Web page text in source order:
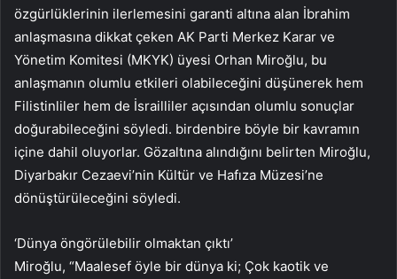
özgürlüklerinin ilerlemesini garanti altına alan İbrahim
anlaşmasına dikkat çeken AK Parti Merkez Karar ve
Yönetim Komitesi (MKYK) üyesi Orhan Miroğlu, bu
anlaşmanın olumlu etkileri olabileceğini düşünerek hem
Filistinliler hem de İsrailliler açısından olumlu sonuçlar
doğurabileceğini söyledi. birdenbire böyle bir kavramın
içine dahil oluyorlar. Gözaltına alındığını belirten Miroğlu,
Diyarbakır Cezaevi’nin Kültür ve Hafıza Müzesi’ne
dönüştürüleceğini söyledi.
‘Dünya öngörülebilir olmaktan çıktı’
Miroğlu, “Maalesef öyle bir dünya ki; Çok kaotik ve